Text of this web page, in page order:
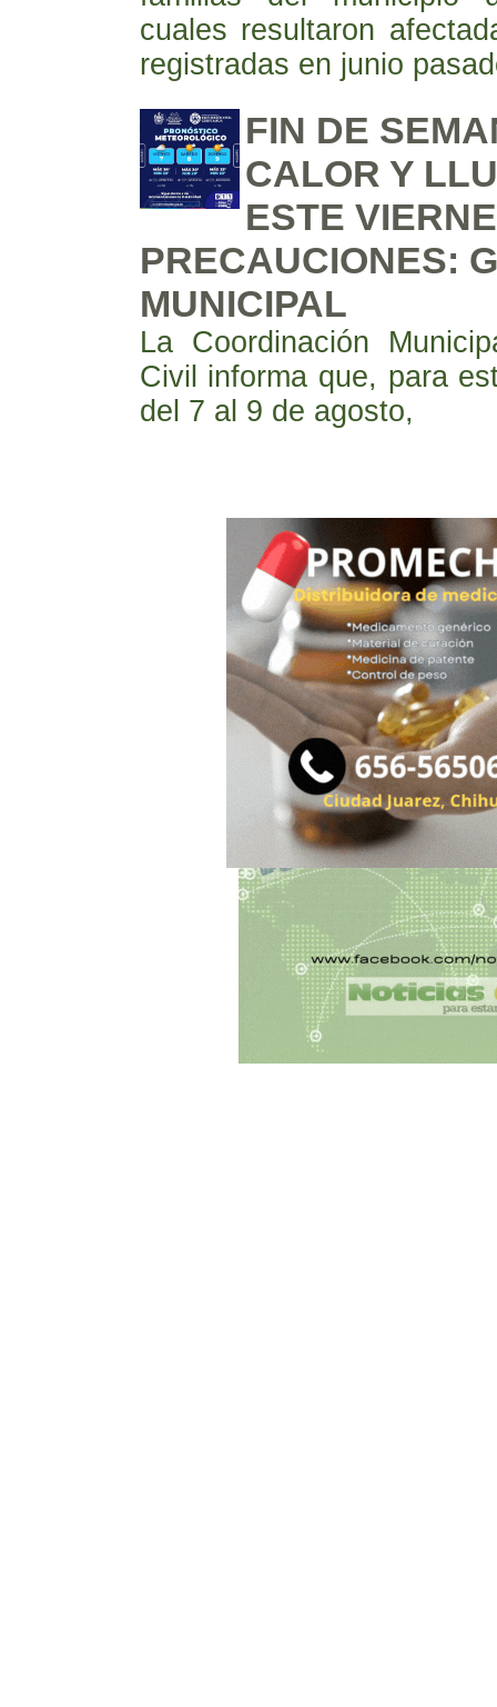
cuales resultaron
registradas en junio
FIN DE
CALOR Y
ESTE
PRECAUCIONES:
MUNICIPAL
La Coordinación
Civil informa que, para
del 7 al 9 de agosto,